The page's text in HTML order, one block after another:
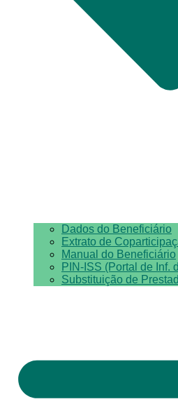
Dados do Beneficiário
Extrato de
Manual do Beneficiário
PIN-ISS (Portal de Inf.
Substituição de